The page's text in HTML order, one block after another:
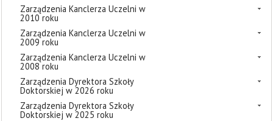
Zarządzenia Kanclerza Uczelni w
2010 roku
Zarządzenia Kanclerza Uczelni w
2009 roku
Zarządzenia Kanclerza Uczelni w
2008 roku
Zarządzenia Dyrektora Szkoły
Doktorskiej w 2026 roku
Zarządzenia Dyrektora Szkoły
Doktorskiej w 2025 roku